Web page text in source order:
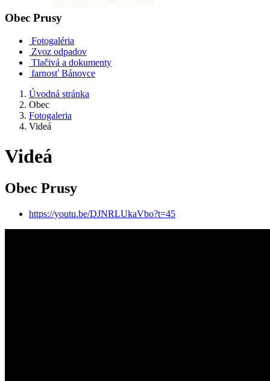
Obec Prusy
Fotogaléria
Zvoz odpadov
Tlačivá a dokumenty
farnosť Bánovce
Úvodná stránka
Obec
Fotogaleria
Videá
Videá
Obec Prusy
https://youtu.be/DJNRLUkaVbo?t=45